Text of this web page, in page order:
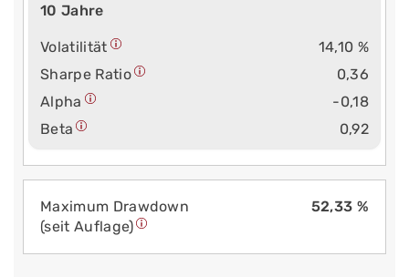
10 Jahre
Volatilität
14,10 %
Sharpe Ratio
0,36
Alpha
-0,18
Beta
0,92
Maximum Drawdown
(seit Auflage)
52,33 %